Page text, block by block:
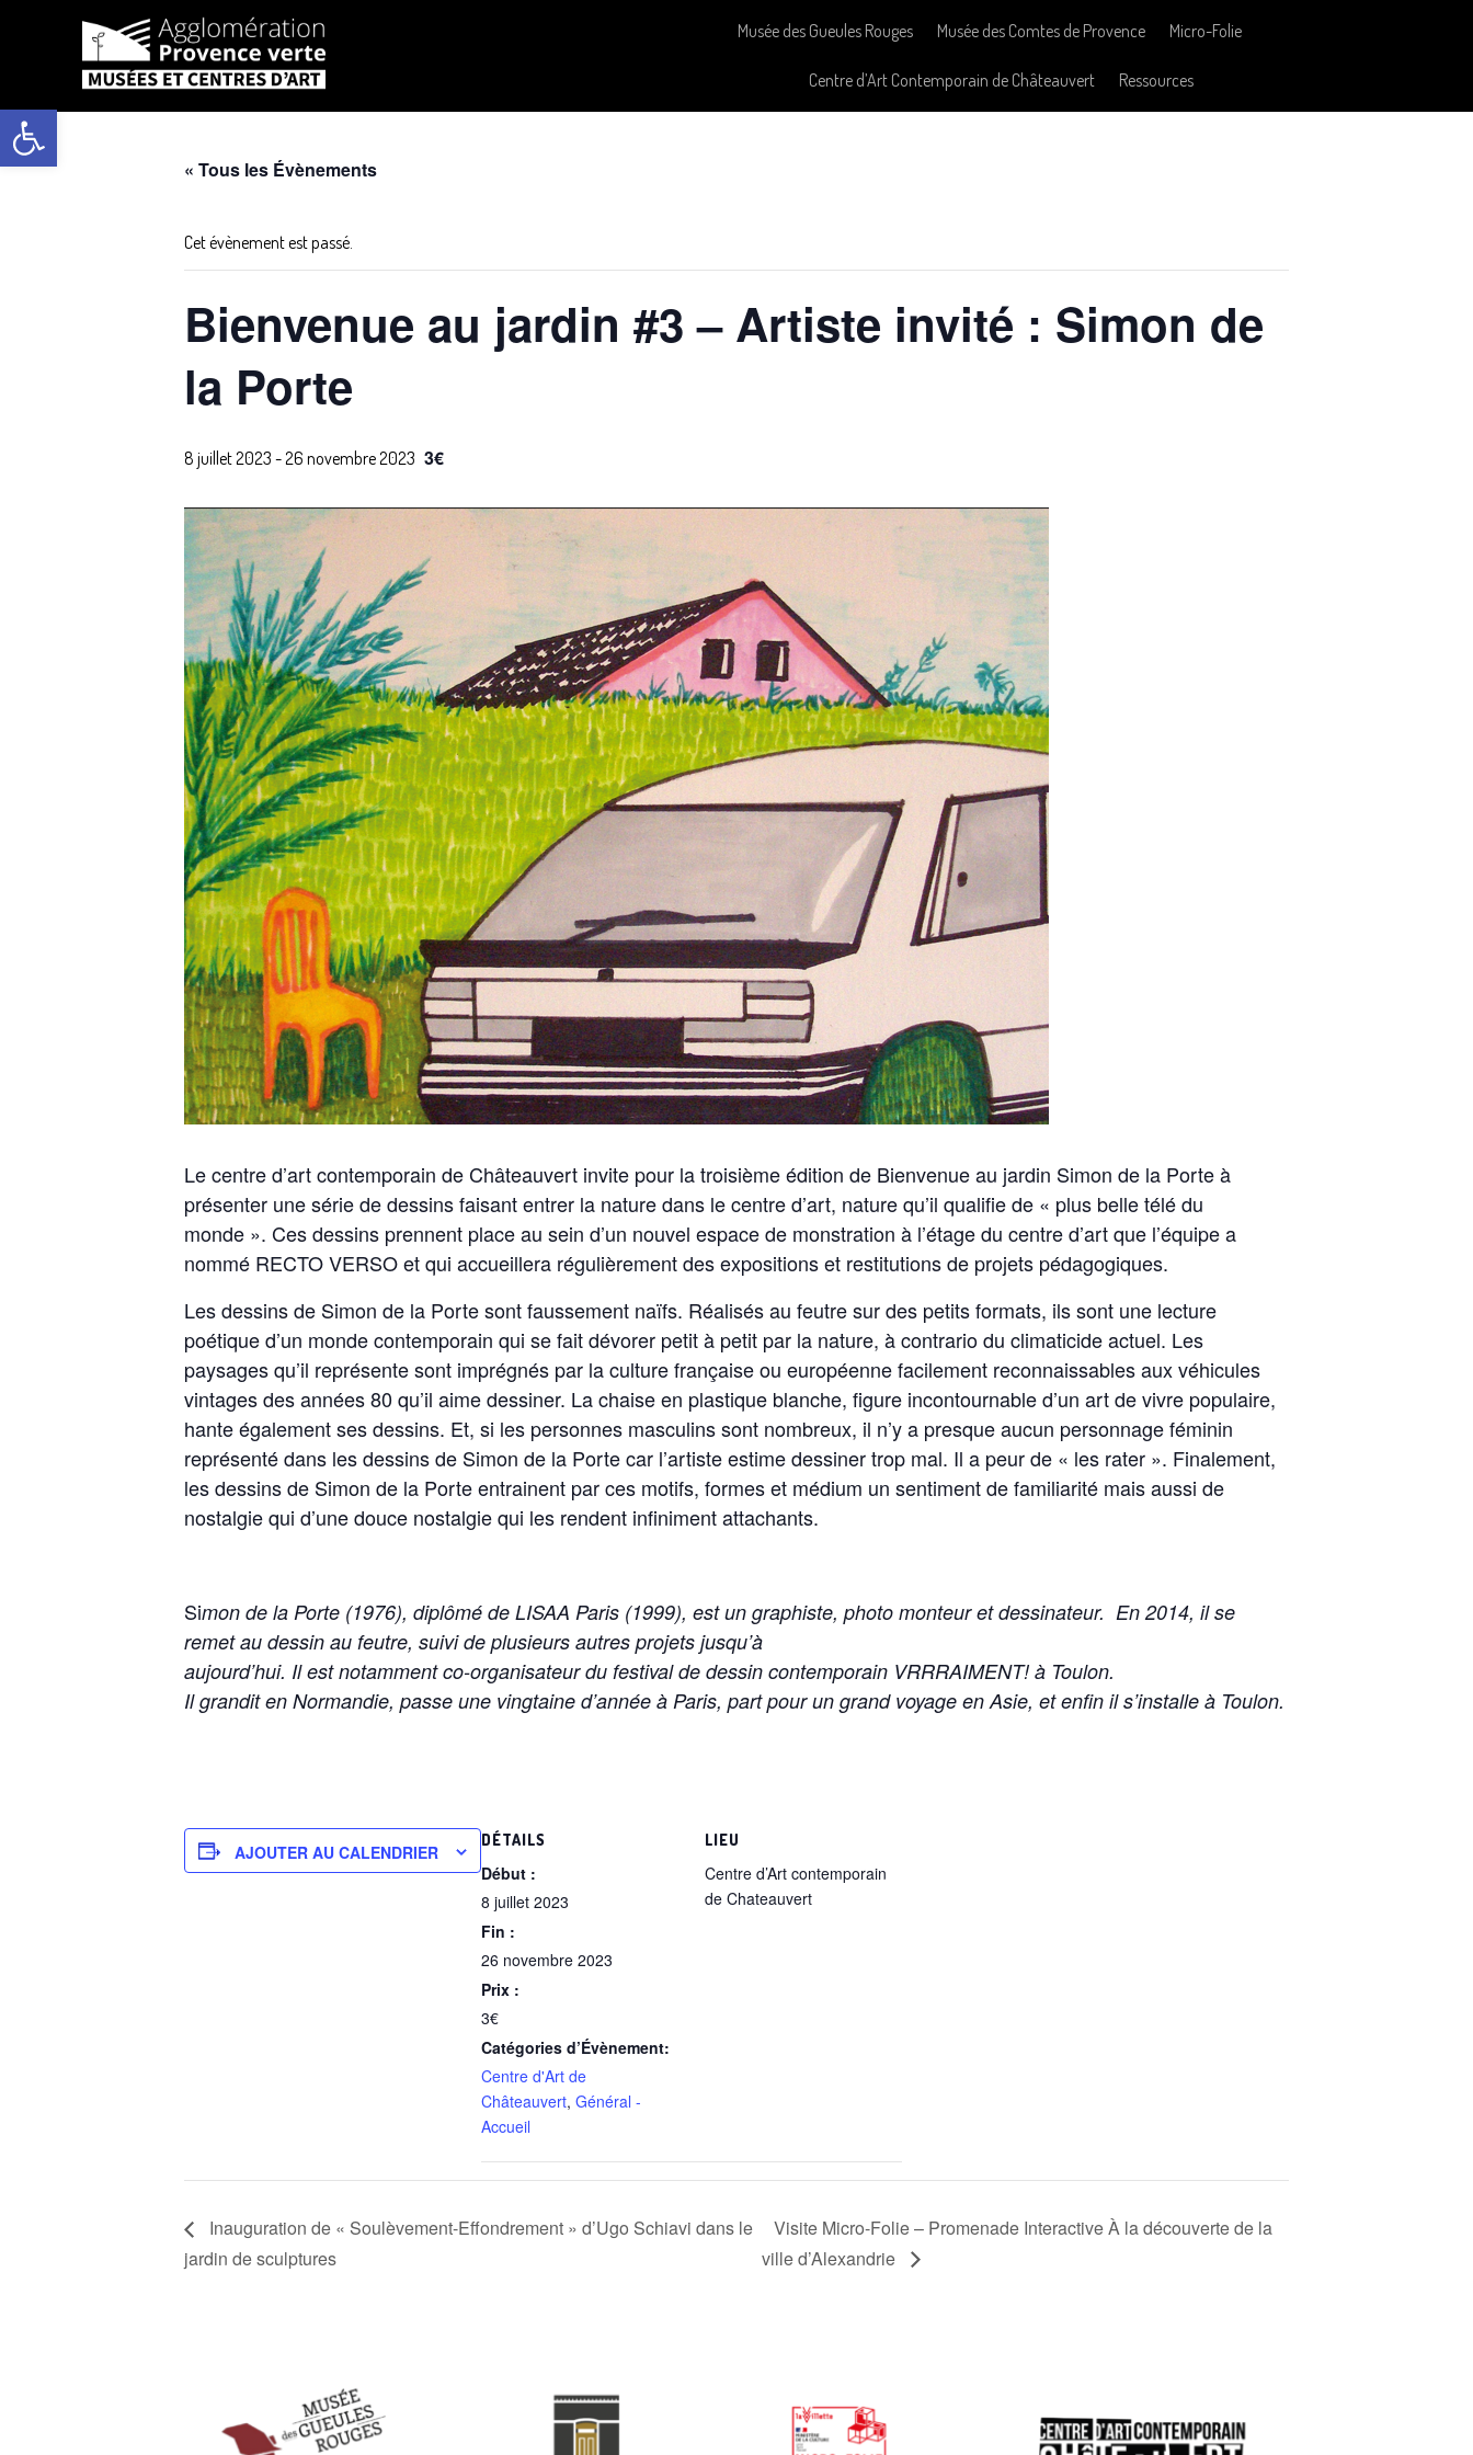
Ouvrir la barre d’outils
contenu
Musée des Gueules Rouges Musée des Comtes de Provence Micro-Folie
Centre d’Art Contemporain de Châteauvert Ressources
« Tous les Évènements
Cet évènement est passé.
Bienvenue au jardin #3 – Artiste invité : Simon de
la Porte
8 juillet 2023 -26 novembre 2023 3€
Le centre d’art contemporain de Châteauvert invite pour la troisième édition de Bienvenue au jardin Simon de la Porte à
présenter une série de dessins faisant entrer la nature dans le centre d’art, nature qu’il qualifie de « plus belle télé du
monde ». Ces dessins prennent place au sein d’un nouvel espace de monstration à l’étage du centre d’art que l’équipe a
nommé RECTO VERSO et qui accueillera régulièrement des expositions et restitutions de projets pédagogiques.
Les dessins de Simon de la Porte sont faussement naïfs. Réalisés au feutre sur des petits formats, ils sont une lecture
poétique d’un monde contemporain qui se fait dévorer petit à petit par la nature, à contrario du climaticide actuel. Les
paysages qu’il représente sont imprégnés par la culture française ou européenne facilement reconnaissables aux véhicules
vintages des années 80 qu’il aime dessiner. La chaise en plastique blanche, figure incontournable d’un art de vivre populaire,
hante également ses dessins. Et, si les personnes masculins sont nombreux, il n’y a presque aucun personnage féminin
représenté dans les dessins de Simon de la Porte car l’artiste estime dessiner trop mal. Il a peur de « les rater ». Finalement,
les dessins de Simon de la Porte entrainent par ces motifs, formes et médium un sentiment de familiarité mais aussi de
nostalgie qui d’une douce nostalgie qui les rendent infiniment attachants.
Simon de la Porte (1976), diplômé de LISAA Paris (1999), est un graphiste, photo monteur et dessinateur. En 2014, il se
remet au dessin au feutre, suivi de plusieurs autres projets jusqu’à
aujourd’hui. Il est notamment co-organisateur du festival de dessin contemporain VRRRAIMENT! à Toulon.
Il grandit en Normandie, passe une vingtaine d’année à Paris, part pour un grand voyage en Asie, et enfin il s’installe à Toulon.
AJOUTER AU CALENDRIER
DÉTAILS
Début :
8 juillet 2023
Fin :
26 novembre 2023
Prix :
3€
Catégories d’Évènement:
Centre d'Art de
Châteauvert, Général -
Accueil
LIEU
Centre d’Art contemporain
de Chateauvert
Inauguration de « Soulèvement-Effondrement » d’Ugo Schiavi dans le
jardin de sculptures
Visite Micro-Folie – Promenade Interactive À la découverte de la
ville d’Alexandrie